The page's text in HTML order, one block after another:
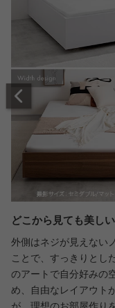
どこから見ても美し
外側はネジが見えない
ことで、すっきりとし
のアートで自分好みの
め、自由なレイアウト